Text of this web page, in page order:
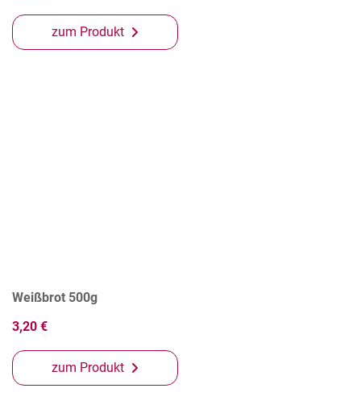
zum Produkt
Weißbrot 500g
3,20 €
zum Produkt